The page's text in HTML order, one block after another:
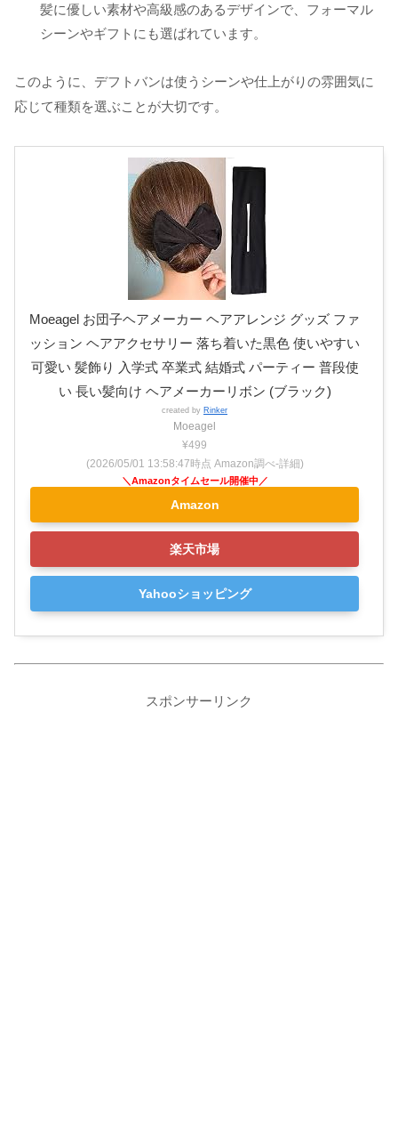
髪に優しい素材や高級感のあるデザインで、フォーマル
シーンやギフトにも選ばれています。
このように、デフトバンは使うシーンや仕上がりの雰囲気に
応じて種類を選ぶことが大切です。
Moeagel お団子ヘアメーカー ヘアアレンジ グッズ ファ
ッション ヘアアクセサリー 落ち着いた黒色 使いやすい
可愛い 髪飾り 入学式 卒業式 結婚式 パーティー 普段使
い 長い髪向け ヘアメーカーリボン (ブラック)
created by Rinker
Moeagel
¥499
(2026/05/01 13:58:47時点 Amazon調べ-詳細)
Amazon
楽天市場
Yahooショッピング
スポンサーリンク